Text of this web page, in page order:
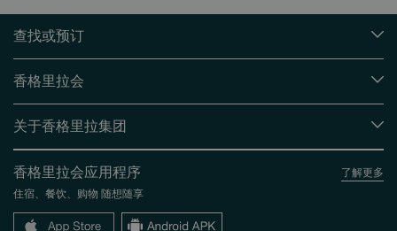
查找或预订
查找预订
餐厅与酒吧
香格里拉会
加入香格里拉会
常见问题
联络我们
关于香格里拉集团
我们的酒店品牌
香格里拉中心
香格里拉公寓
职业发展
企业社会责任
新闻稿
香格里拉会应用程序
了解更多
住宿、餐饮、购物 随想随享